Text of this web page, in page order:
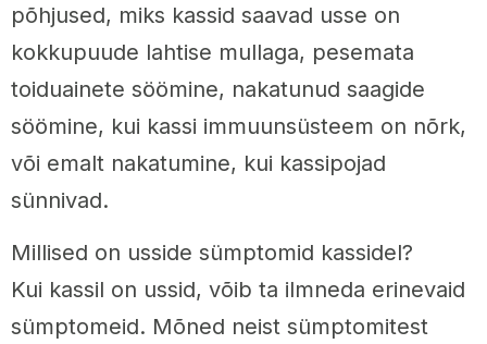
põhjused, miks kassid saavad usse on
kokkupuude lahtise mullaga, pesemata
toiduainete söömine, nakatunud saagide
söömine, kui kassi immuunsüsteem on nõrk,
või emalt nakatumine, kui kassipojad
sünnivad.
Millised on usside sümptomid kassidel?
Kui kassil on ussid, võib ta ilmneda erinevaid
sümptomeid. Mõned neist sümptomitest